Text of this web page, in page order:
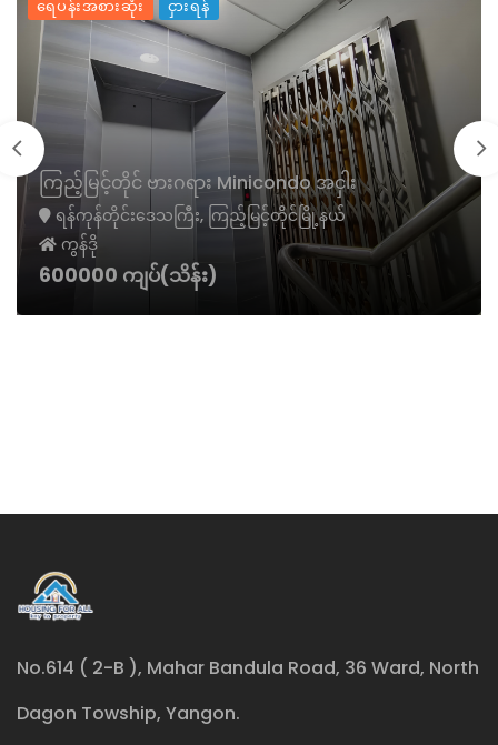
ရေပန်းအစားဆုံး ငှားရန်
ကြည့်မြင့်တိုင် ဗားဂရား Minicondo အငှါး
ရန်ကုန်တိုင်းဒေသကြီး, ကြည့်မြင့်တိုင်မြို့နယ်
ကွန်ဒို
600000 ကျပ်(သိန်း)
No.614 ( 2-B ), Mahar Bandula Road, 36 Ward, North
Dagon Towship, Yangon.